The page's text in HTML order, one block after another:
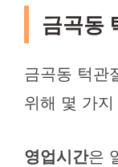
금곡동
금곡동 턱관
위해 몇 가
영업시간은